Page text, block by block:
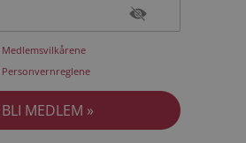
Medlemsvilkårene
Personvernreglene